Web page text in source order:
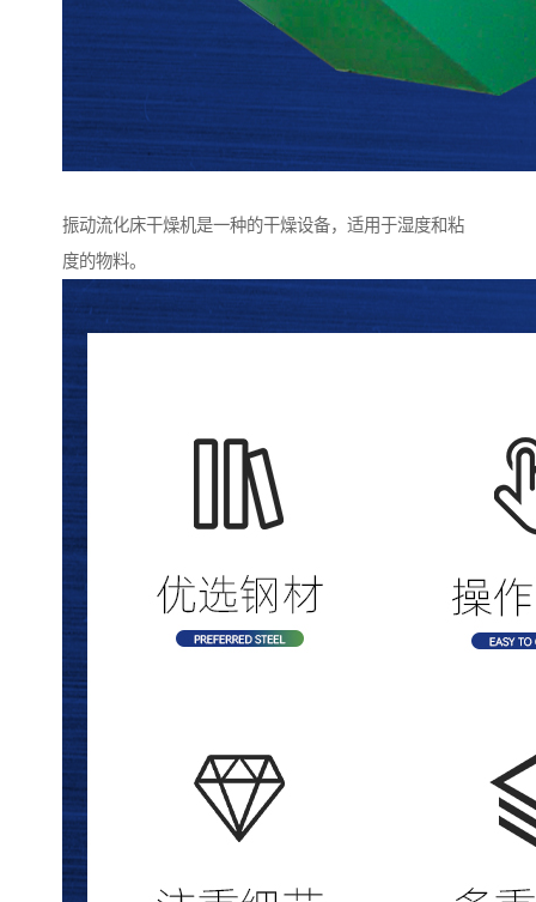
振动流化床干燥机是一种的干燥设备，适用于湿度和粘
度的物料。